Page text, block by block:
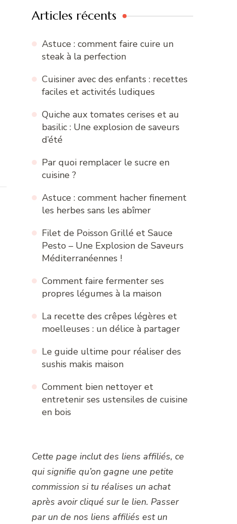
Articles récents
Astuce : comment faire cuire un
steak à la perfection
Cuisiner avec des enfants : recettes
faciles et activités ludiques
Quiche aux tomates cerises et au
basilic : Une explosion de saveurs
d’été
Par quoi remplacer le sucre en
cuisine ?
Astuce : comment hacher finement
les herbes sans les abîmer
Filet de Poisson Grillé et Sauce
Pesto – Une Explosion de Saveurs
Méditerranéennes !
Comment faire fermenter ses
propres légumes à la maison
La recette des crêpes légères et
moelleuses : un délice à partager
Le guide ultime pour réaliser des
sushis makis maison
Comment bien nettoyer et
entretenir ses ustensiles de cuisine
en bois
Cette page inclut des liens affiliés, ce
qui signifie qu’on gagne une petite
commission si tu réalises un achat
après avoir cliqué sur le lien. Passer
par un de nos liens affiliés est un